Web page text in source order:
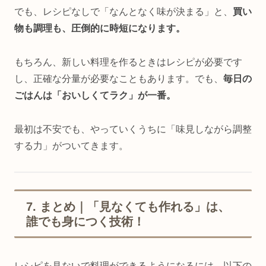
でも、レシピなしで「なんとなく味が決まる」と、 買い
物も調理も、圧倒的に時短になります。
もちろん、新しい料理を作るときはレシピが必要です
し、正確な分量が必要なこともあります。でも、 毎日の
ごはんは「おいしくてラク」が一番。
最初は不安でも、やっていくうちに「味見しながら調整
する力」がついてきます。
7. まとめ｜「見なくても作れる」は、
誰でも身につく技術！